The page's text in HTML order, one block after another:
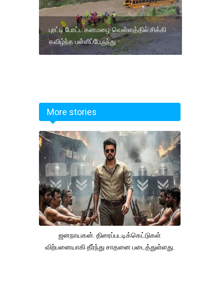
புரட்டி போட்ட கனமழை வெள்ளத்தில் சிக்கி
கவிழ்ந்த பள்ளிப்பேருந்து
More stories
ஜனநாயகன். திரைப்படடிக்கெட்டுகள்
விற்பனையாகி தீர்ந்து சாதனை படைத்துள்ளது.